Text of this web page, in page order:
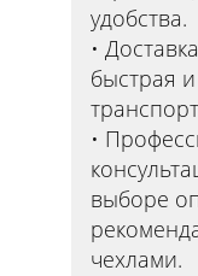
удобства.
быстрая
выборе
чехлами.